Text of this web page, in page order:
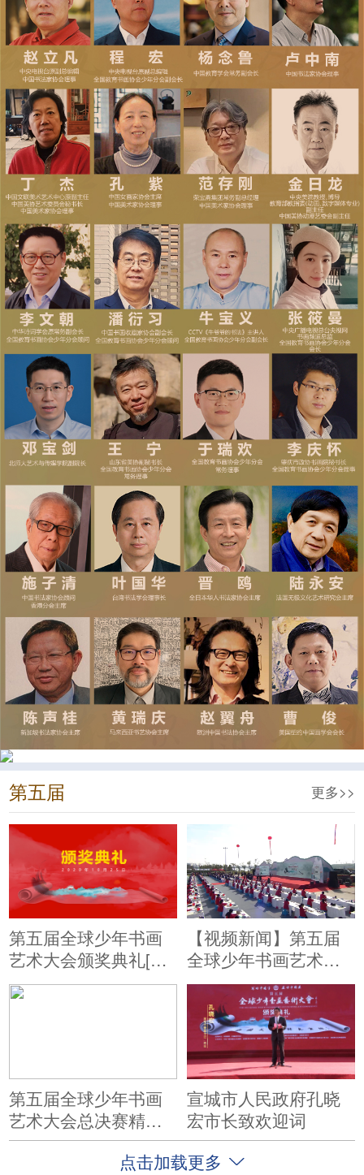
第五届 更多>>
第五届全球少年书画
艺术大会颁奖典礼[完
整]
【视频新闻】第五届
全球少年书画艺术大
会总决赛圆满收官
第五届全球少年书画
艺术大会总决赛精彩
集锦
宣城市人民政府孔晓
宏市长致欢迎词
点击加载更多